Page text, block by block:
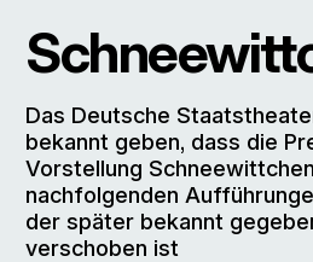
Das Deutsche
bekannt geben, dass die
Vorstellung
nachfolgenden
der später bekannt
verschoben ist